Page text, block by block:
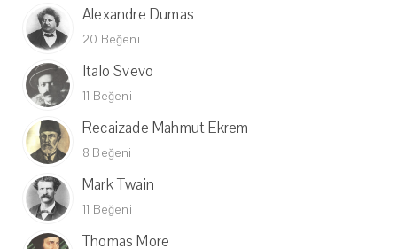
Alexandre Dumas
20 Beğeni
Italo Svevo
11 Beğeni
Recaizade Mahmut Ekrem
8 Beğeni
Mark Twain
11 Beğeni
Thomas More